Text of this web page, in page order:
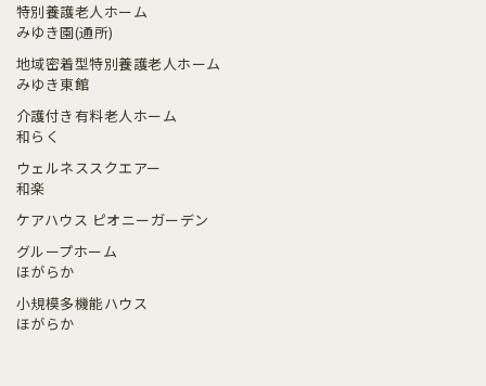
特別養護老人ホーム
みゆき園(通所)
地域密着型特別養護老人ホーム
みゆき東館
介護付き有料老人ホーム
和らく
ウェルネススクエアー
和楽
ケアハウス ピオニーガーデン
グループホーム
ほがらか
小規模多機能ハウス
ほがらか